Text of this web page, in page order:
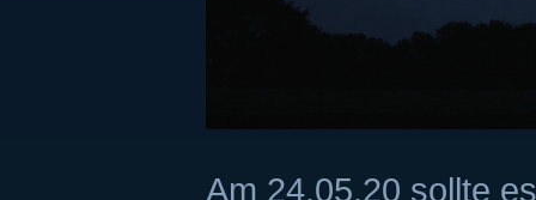
Am 24.05.20 sollte